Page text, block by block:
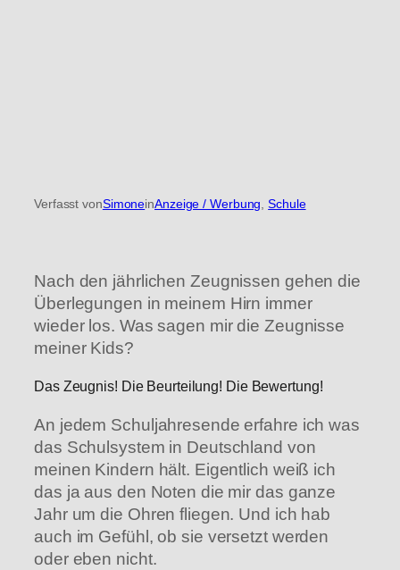
Verfasst vonSimoneinAnzeige / Werbung , Schule
Nach den jährlichen Zeugnissen gehen die
Überlegungen in meinem Hirn immer
wieder los. Was sagen mir die Zeugnisse
meiner Kids?
Das Zeugnis! Die Beurteilung! Die Bewertung!
An jedem Schuljahresende erfahre ich was
das Schulsystem in Deutschland von
meinen Kindern hält. Eigentlich weiß ich
das ja aus den Noten die mir das ganze
Jahr um die Ohren fliegen. Und ich hab
auch im Gefühl, ob sie versetzt werden
oder eben nicht.